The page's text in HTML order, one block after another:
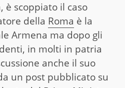
è scoppiato il caso
della Roma è la
Armena ma dopo gli
in molti in patria
anche il suo
un post pubblicato su